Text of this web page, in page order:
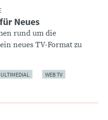
Neues
rund um die
neues TV-Format zu
WEB TV